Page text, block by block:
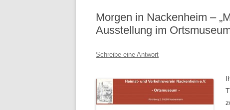
Morgen in Nackenheim –
Ausstellung im
Schreibe eine Antwort